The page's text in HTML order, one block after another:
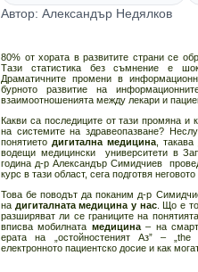
Автор: Александър Недялков
80% от хората в развитите страни се
Тази статистика без съмнение е
Драматичните промени в
бурното развитие на
взаимоотношенията между лекари и
Какви са последиците от тази промяна и
на системите на здравеопазване?
понятието дигитална медицина, такава
водещи медицински университети в
година д-р Александър Симидчиев
курс в тази област, сега подготвя неговото
Това бе поводът да поканим д-р
на дигиталната медицина у нас. Що е то
разширяват ли се границите на
вписва мобилната медицина– на
ерата на „остойностеният Аз” –
електронното пациентско досие и как